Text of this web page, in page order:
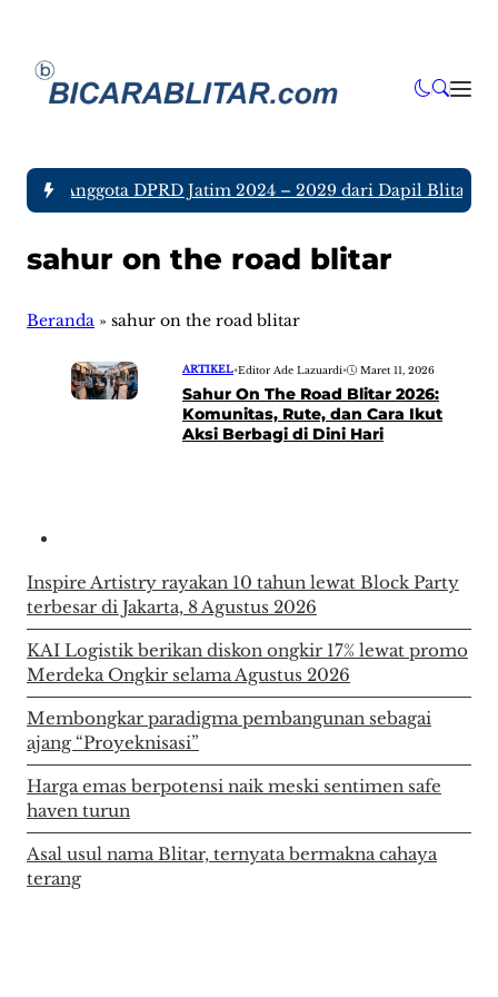
tujuh Anggota DPRD Jatim 2024 – 2029 dari Dapil Blitar
sahur on the road blitar
Beranda » sahur on the road blitar
ARTIKEL•Editor Ade Lazuardi• Maret 11, 2026
Sahur On The Road Blitar 2026:
Komunitas, Rute, dan Cara Ikut
Aksi Berbagi di Dini Hari
Inspire Artistry rayakan 10 tahun lewat Block Party
terbesar di Jakarta, 8 Agustus 2026
KAI Logistik berikan diskon ongkir 17% lewat promo
Merdeka Ongkir selama Agustus 2026
Membongkar paradigma pembangunan sebagai
ajang “Proyeknisasi”
Harga emas berpotensi naik meski sentimen safe
haven turun
Asal usul nama Blitar, ternyata bermakna cahaya
terang